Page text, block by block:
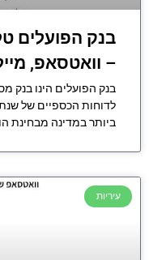
בנק הפועלים
– וואטסאפ,
בנק הפועלים הינו בנק
ביותר במדינה מבחינת
עיריות